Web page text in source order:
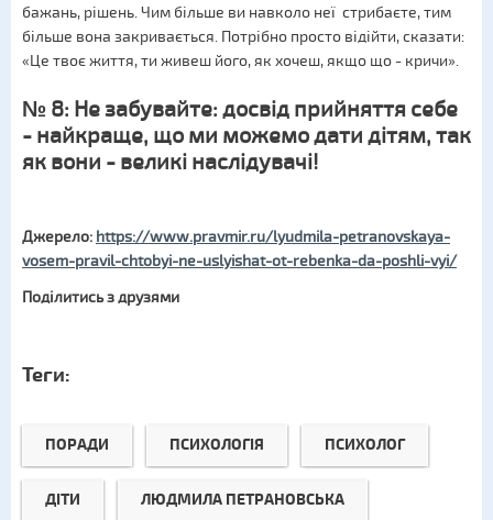
бажань, рішень. Чим більше ви навколо неї стрибаєте, тим
більше вона закривається. Потрібно просто відійти, сказати:
«Це твоє життя, ти живеш його, як хочеш, якщо що - кричи».
№ 8: Не забувайте: досвід прийняття себе
- найкраще, що ми можемо дати дітям, так
як вони - великі наслідувачі!
Джерело: https://www.pravmir.ru/lyudmila-petranovskaya-
vosem-pravil-chtobyi-ne-uslyishat-ot-rebenka-da-poshli-vyi/
Поділитись з друзями
Теги:
ПОРАДИ ПСИХОЛОГІЯ ПСИХОЛОГ
ДІТИ ЛЮДМИЛА ПЕТРАНОВСЬКА